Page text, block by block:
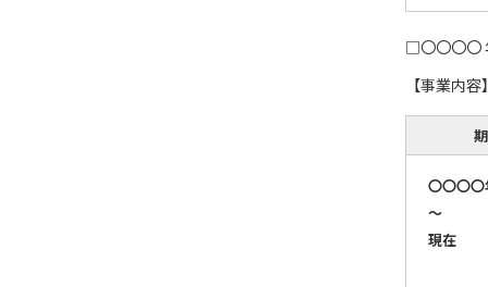
□〇〇〇〇
【事業内
〇〇〇〇
～
現在